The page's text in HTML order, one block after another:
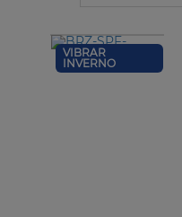
VIBRAR
INVERNO